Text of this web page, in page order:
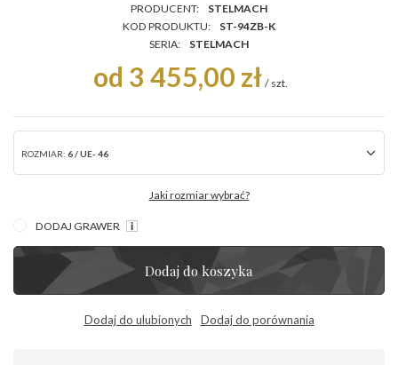
PRODUCENT:
STELMACH
KOD PRODUKTU:
ST-94ZB-K
SERIA:
STELMACH
od 3 455,00 zł / szt.
ROZMIAR: 6 / UE- 46
Jaki rozmiar wybrać?
DODAJ GRAWER
Dodaj do koszyka
Dodaj do ulubionych Dodaj do porównania